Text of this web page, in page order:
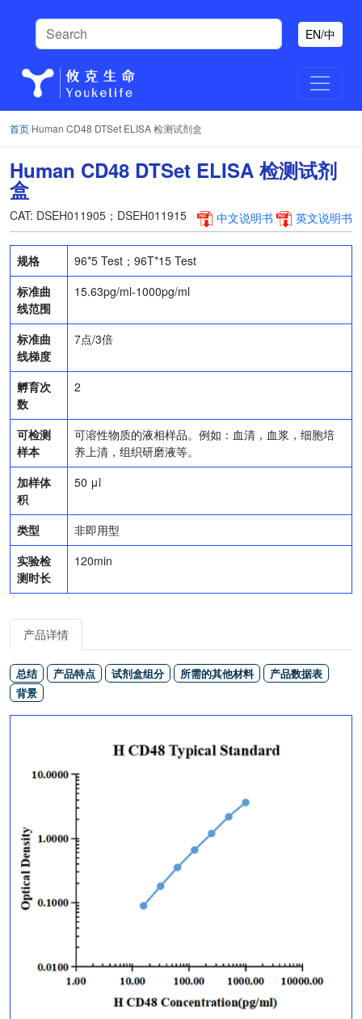
EN/中
首页/Human CD48 DTSet ELISA 检测试剂盒
Human CD48 DTSet ELISA 检测试剂
盒
CAT: DSEH011905；DSEH011915 中文说明书 英文说明书
规格
96*5 Test；96T*15 Test
标准曲
线范围
15.63pg/ml-1000pg/ml
标准曲
线梯度
7点/3倍
孵育次
数
2
可检测
样本
可溶性物质的液相样品。例如：血清，血浆，细胞培
养上清，组织研磨液等。
加样体
积
50 μl
类型
非即用型
实验检
测时长
120min
产品详情
总结 产品特点 试剂盒组分 所需的其他材料
产品数据表
背景